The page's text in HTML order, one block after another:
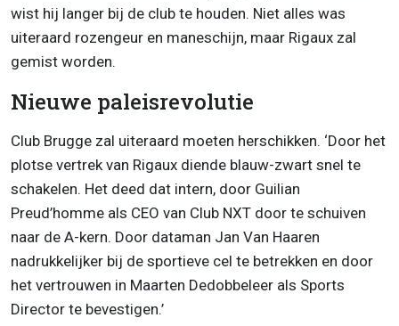
wist hij langer bij de club te houden. Niet alles was
uiteraard rozengeur en maneschijn, maar Rigaux zal
gemist worden.
Nieuwe paleisrevolutie
Club Brugge zal uiteraard moeten herschikken. ‘Door het
plotse vertrek van Rigaux diende blauw-zwart snel te
schakelen. Het deed dat intern, door Guilian
Preud’homme als CEO van Club NXT door te schuiven
naar de A-kern. Door dataman Jan Van Haaren
nadrukkelijker bij de sportieve cel te betrekken en door
het vertrouwen in Maarten Dedobbeleer als Sports
Director te bevestigen.’